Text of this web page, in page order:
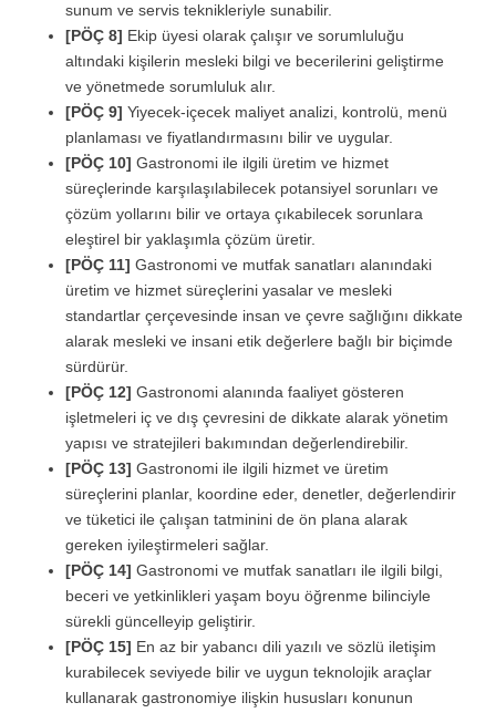
sunum ve servis teknikleriyle sunabilir.
[PÖÇ 8] Ekip üyesi olarak çalışır ve sorumluluğu
altındaki kişilerin mesleki bilgi ve becerilerini geliştirme
ve yönetmede sorumluluk alır.
[PÖÇ 9] Yiyecek-içecek maliyet analizi, kontrolü, menü
planlaması ve fiyatlandırmasını bilir ve uygular.
[PÖÇ 10] Gastronomi ile ilgili üretim ve hizmet
süreçlerinde karşılaşılabilecek potansiyel sorunları ve
çözüm yollarını bilir ve ortaya çıkabilecek sorunlara
eleştirel bir yaklaşımla çözüm üretir.
[PÖÇ 11] Gastronomi ve mutfak sanatları alanındaki
üretim ve hizmet süreçlerini yasalar ve mesleki
standartlar çerçevesinde insan ve çevre sağlığını dikkate
alarak mesleki ve insani etik değerlere bağlı bir biçimde
sürdürür.
[PÖÇ 12] Gastronomi alanında faaliyet gösteren
işletmeleri iç ve dış çevresini de dikkate alarak yönetim
yapısı ve stratejileri bakımından değerlendirebilir.
[PÖÇ 13] Gastronomi ile ilgili hizmet ve üretim
süreçlerini planlar, koordine eder, denetler, değerlendirir
ve tüketici ile çalışan tatminini de ön plana alarak
gereken iyileştirmeleri sağlar.
[PÖÇ 14] Gastronomi ve mutfak sanatları ile ilgili bilgi,
beceri ve yetkinlikleri yaşam boyu öğrenme bilinciyle
sürekli güncelleyip geliştirir.
[PÖÇ 15] En az bir yabancı dili yazılı ve sözlü iletişim
kurabilecek seviyede bilir ve uygun teknolojik araçlar
kullanarak gastronomiye ilişkin hususları konunun